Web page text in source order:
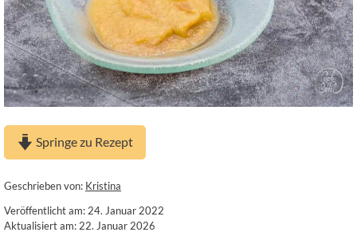
Springe zu Rezept
Geschrieben von: Kristina
Veröffentlicht am: 24. Januar 2022
Aktualisiert am: 22. Januar 2026